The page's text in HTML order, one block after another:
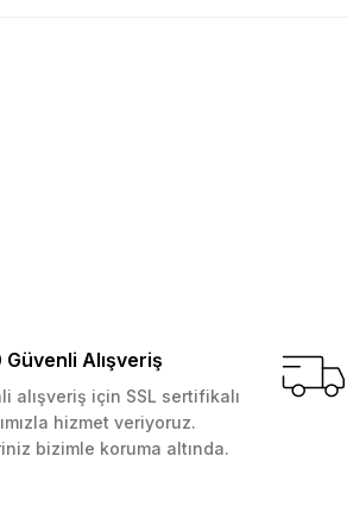
Güvenli Alışveriş
alışveriş için SSL sertifikalı
hizmet veriyoruz.
bizimle koruma altında.